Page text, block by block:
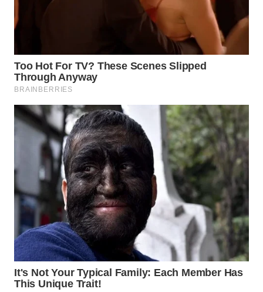
WAHANA
UMKM
WAHANA
SELEB
WAHANA
PERSONA
WAHANA
OTOMOTIF
WAHANA
HEALTH
WAHANA